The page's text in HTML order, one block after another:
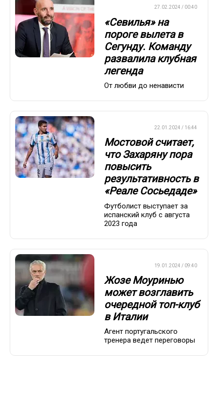
27.02.2024 / 00:40
«Севилья» на
пороге вылета в
Сегунду. Команду
развалила клубная
легенда
От любви до ненависти
22.01.2024 / 16:44
Мостовой считает,
что Захаряну пора
повысить
результативность в
«Реале Сосьедаде»
Футболист выступает за
испанский клуб с августа
2023 года
19.01.2024 / 09:40
Жозе Моуринью
может возглавить
очередной топ-клуб
в Италии
Агент португальского
тренера ведет переговоры